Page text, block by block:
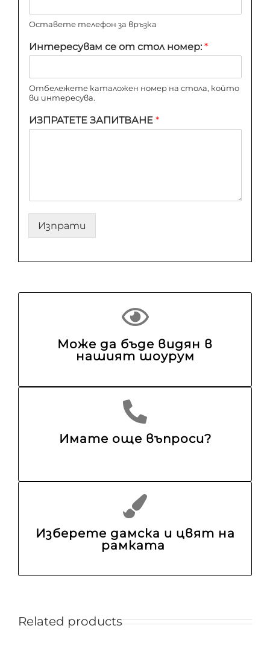
Оставете телефон за връзка
Интересувам се от стол номер: *
Отбележете каталожен номер на стола, който
ви интересува.
ИЗПРАТЕТЕ ЗАПИТВАНЕ *
Изпрати
Може да бъде видян в
нашият шоурум
Имате още въпроси?
Изберете дамска и цвят на
рамката
Related products